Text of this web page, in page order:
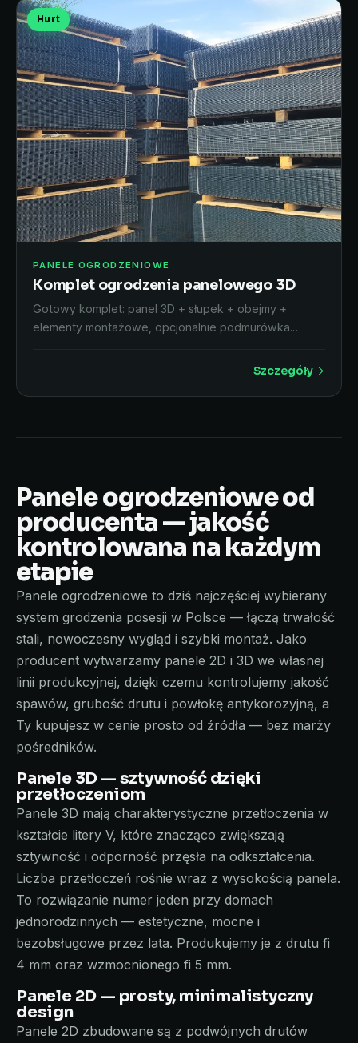
Hurt
PANELE OGRODZENIOWE
Komplet ogrodzenia panelowego 3D
Gotowy komplet: panel 3D + słupek + obejmy +
elementy montażowe, opcjonalnie podmurówka.…
Szczegóły
Panele ogrodzeniowe od
producenta — jakość
kontrolowana na każdym
etapie
Panele ogrodzeniowe to dziś najczęściej wybierany
system grodzenia posesji w Polsce — łączą trwałość
stali, nowoczesny wygląd i szybki montaż. Jako
producent wytwarzamy panele 2D i 3D we własnej
linii produkcyjnej, dzięki czemu kontrolujemy jakość
spawów, grubość drutu i powłokę antykorozyjną, a
Ty kupujesz w cenie prosto od źródła — bez marży
pośredników.
Panele 3D — sztywność dzięki
przetłoczeniom
Panele 3D mają charakterystyczne przetłoczenia w
kształcie litery V, które znacząco zwiększają
sztywność i odporność przęsła na odkształcenia.
Liczba przetłoczeń rośnie wraz z wysokością panela.
To rozwiązanie numer jeden przy domach
jednorodzinnych — estetyczne, mocne i
bezobsługowe przez lata. Produkujemy je z drutu fi
4 mm oraz wzmocnionego fi 5 mm.
Panele 2D — prosty, minimalistyczny
design
Panele 2D zbudowane są z podwójnych drutów